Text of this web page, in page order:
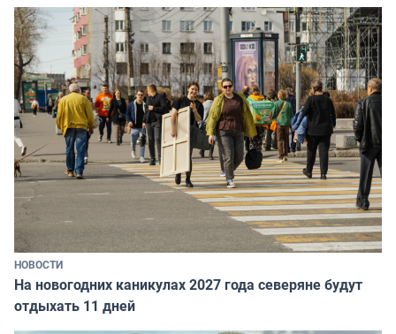
НОВОСТИ
На новогодних каникулах 2027 года северяне будут
отдыхать 11 дней